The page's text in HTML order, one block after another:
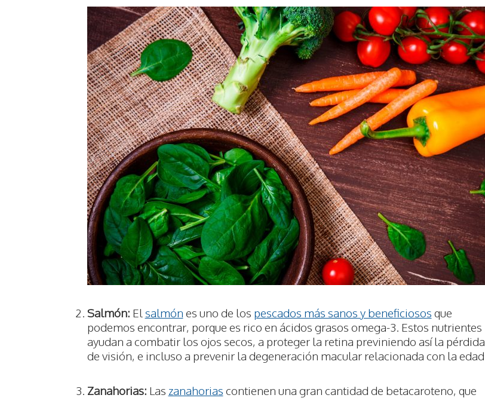
Salmón: El salmón es uno de los pescados más sanos y beneficiosos que
podemos encontrar, porque es rico en ácidos grasos omega-3. Estos nutrientes
ayudan a combatir los ojos secos, a proteger la retina previniendo así la pérdida
de visión, e incluso a prevenir la degeneración macular relacionada con la edad.
Zanahorias: Las zanahorias contienen una gran cantidad de betacaroteno, que